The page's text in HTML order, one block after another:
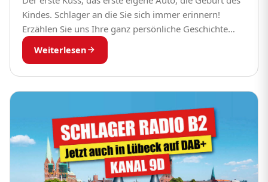
Kindes. Schlager an die Sie sich immer erinnern!
Erzählen Sie uns Ihre ganz persönliche Geschichte
zum Schlager Ihres Lebens. So...
Weiterlesen